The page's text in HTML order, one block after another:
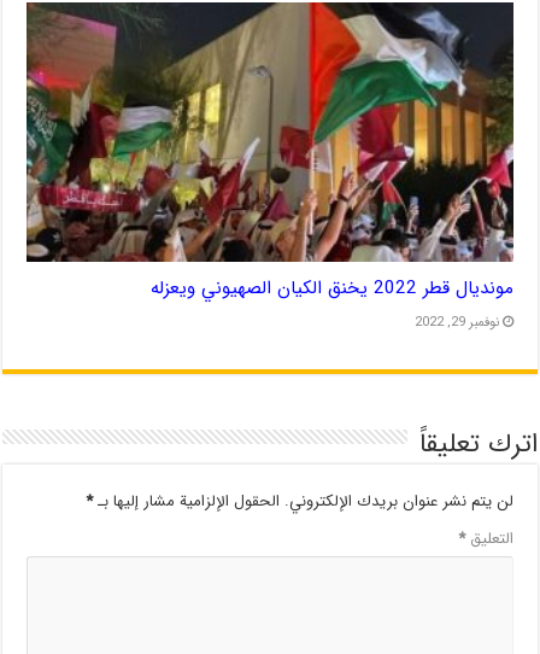
مونديال قطر 2022 يخنق الكيان الصهيوني ويعزله
نوفمبر 29, 2022
اترك تعليقاً
لن يتم نشر عنوان بريدك الإلكتروني. الحقول الإلزامية مشار إليها بـ*
التعليق*